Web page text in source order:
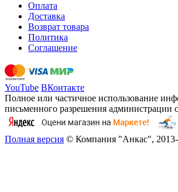
Оплата
Доставка
Возврат товара
Политика
Соглашение
YouTube ВКонтакте
Полное или частичное использование
письменного разрешения администрации
Полная версия © Компания "Анкас",